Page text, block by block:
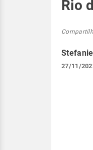
Rio
27/11/